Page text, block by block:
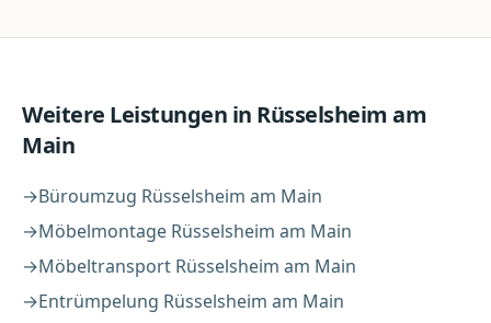
Weitere Leistungen in Rüsselsheim am
Main
→Büroumzug Rüsselsheim am Main
→Möbelmontage Rüsselsheim am Main
→Möbeltransport Rüsselsheim am Main
→Entrümpelung Rüsselsheim am Main